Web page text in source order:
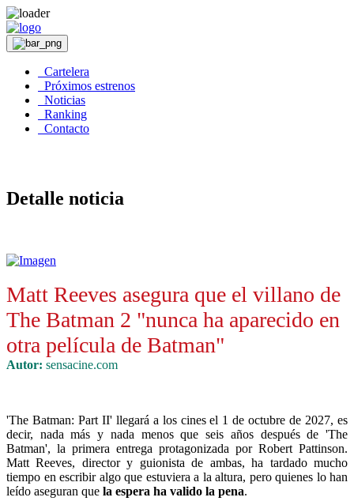
Cartelera
Próximos estrenos
Noticias
Ranking
Contacto
Detalle noticia
Matt Reeves asegura que el villano de
The Batman 2 "nunca ha aparecido en
otra película de Batman"
Autor: sensacine.com
'The Batman: Part II' llegará a los cines el 1 de octubre de 2027, es
decir, nada más y nada menos que seis años después de 'The
Batman', la primera entrega protagonizada por Robert Pattinson.
Matt Reeves, director y guionista de ambas, ha tardado mucho
tiempo en escribir algo que estuviera a la altura, pero quienes lo han
leído aseguran que la espera ha valido la pena.